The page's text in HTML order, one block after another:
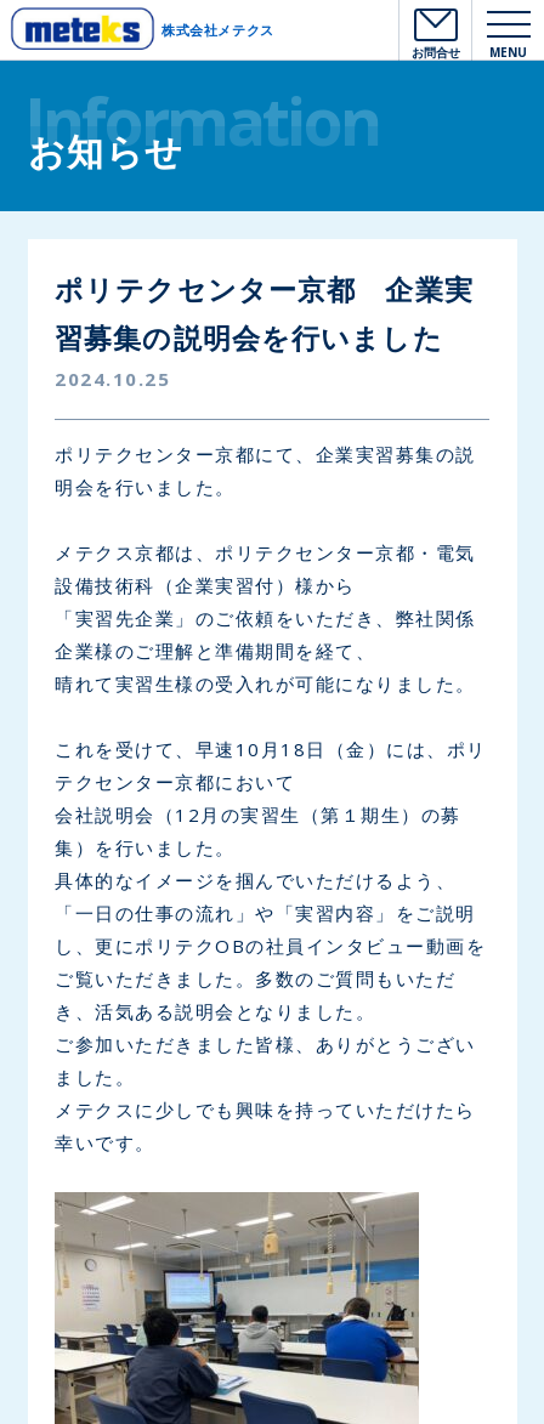
株式会社メテクス
お問合せ MENU
Information
お知らせ
ポリテクセンター京都 企業実
習募集の説明会を行いました
2024.10.25
ポリテクセンター京都にて、企業実習募集の説
明会を行いました。
メテクス京都は、ポリテクセンター京都・電気
設備技術科（企業実習付）様から
「実習先企業」のご依頼をいただき、弊社関係
企業様のご理解と準備期間を経て、
晴れて実習生様の受入れが可能になりました。
これを受けて、早速10月18日（金）には、ポリ
テクセンター京都において
会社説明会（12月の実習生（第１期生）の募
集）を行いました。
具体的なイメージを掴んでいただけるよう、
「一日の仕事の流れ」や「実習内容」をご説明
し、更にポリテクOBの社員インタビュー動画を
ご覧いただきました。多数のご質問もいただ
き、活気ある説明会となりました。
ご参加いただきました皆様、ありがとうござい
ました。
メテクスに少しでも興味を持っていただけたら
幸いです。